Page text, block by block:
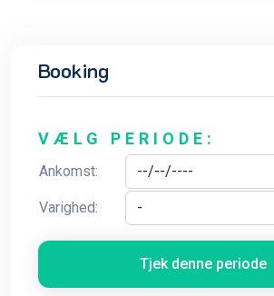
Booking
VÆLG PERIODE:
Ankomst:
Varighed:
Tjek denne periode